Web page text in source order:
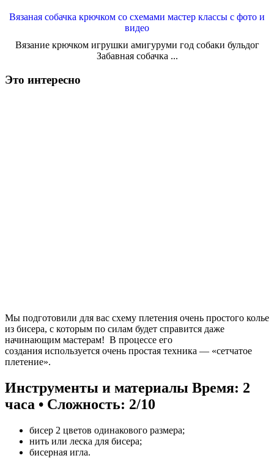
Вязаная собачка крючком со схемами мастер классы с фото и
видео
Вязание крючком игрушки амигуруми год собаки бульдог
Забавная собачка ...
Это интересно
Мы подготовили для вас схему плетения очень простого колье
из бисера, с которым по силам будет справится даже
начинающим мастерам! В процессе его
создания используется очень простая техника — «сетчатое
плетение».
Инструменты и материалы Время: 2
часа • Сложность: 2/10
бисер 2 цветов одинакового размера;
нить или леска для бисера;
бисерная игла.